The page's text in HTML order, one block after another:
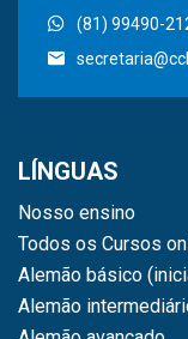
(81) 99490-
LÍNGUAS
Nosso ensino
Todos os Cursos
Alemão básico
Alemão